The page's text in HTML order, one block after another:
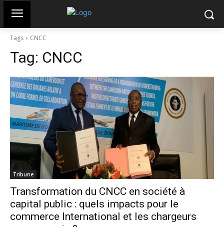
Tags CNCC
Tag: CNCC
Tribune
Transformation du CNCC en société à
capital public : quels impacts pour le
commerce International et les chargeurs